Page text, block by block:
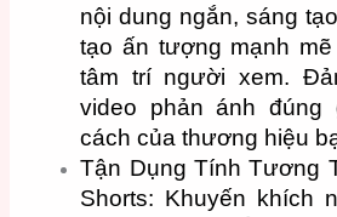
nội dung ngắn, sáng
tạo ấn tượng mạnh
tâm trí người xem.
video phản ánh đúng
cách của thương hiệu
Tận Dụng Tính Tương
Shorts: Khuyến khích